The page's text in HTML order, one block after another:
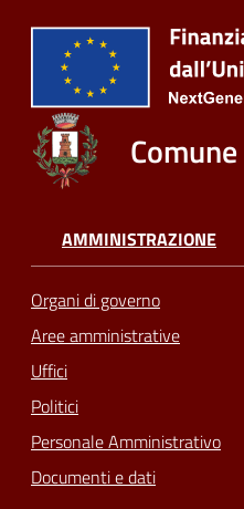
AMMINISTRAZIONE
Organi di governo
Aree amministrative
Uffici
Politici
Personale Amministrativo
Documenti e dati